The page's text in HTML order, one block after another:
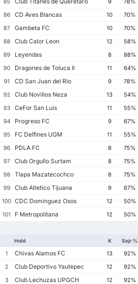
85
9 78%
86
CD Aves Blancas 10 70%
87
Gambeta FC 10 70%
88
Club Calor Leon 12 58%
89
Leyendas 8 88%
90
Dragones de Toluca II 11 64%
91
CD San Juan del Rio 9 78%
92
Club Novillos Neza 13 54%
93
CeFor San Luis 11 55%
94
Progreso FC 9 67%
95
FC Delfines UGM 11 55%
96
PDLA FC 8 75%
97
Club Orgullo Surtam 8 75%
98
Tlapa Mazatecochco 8 75%
99
Club Atletico Tijuana 9 67%
100 CDC Dominguez Osos 12 50%
101
F Metropolitana 12 50%
Hold K Sejr %
1 Chivas Alamos FC 13 92%
2
Club Deportivo Yautepec 12 92%
3
Club Lechuzas UPGCH 12 92%